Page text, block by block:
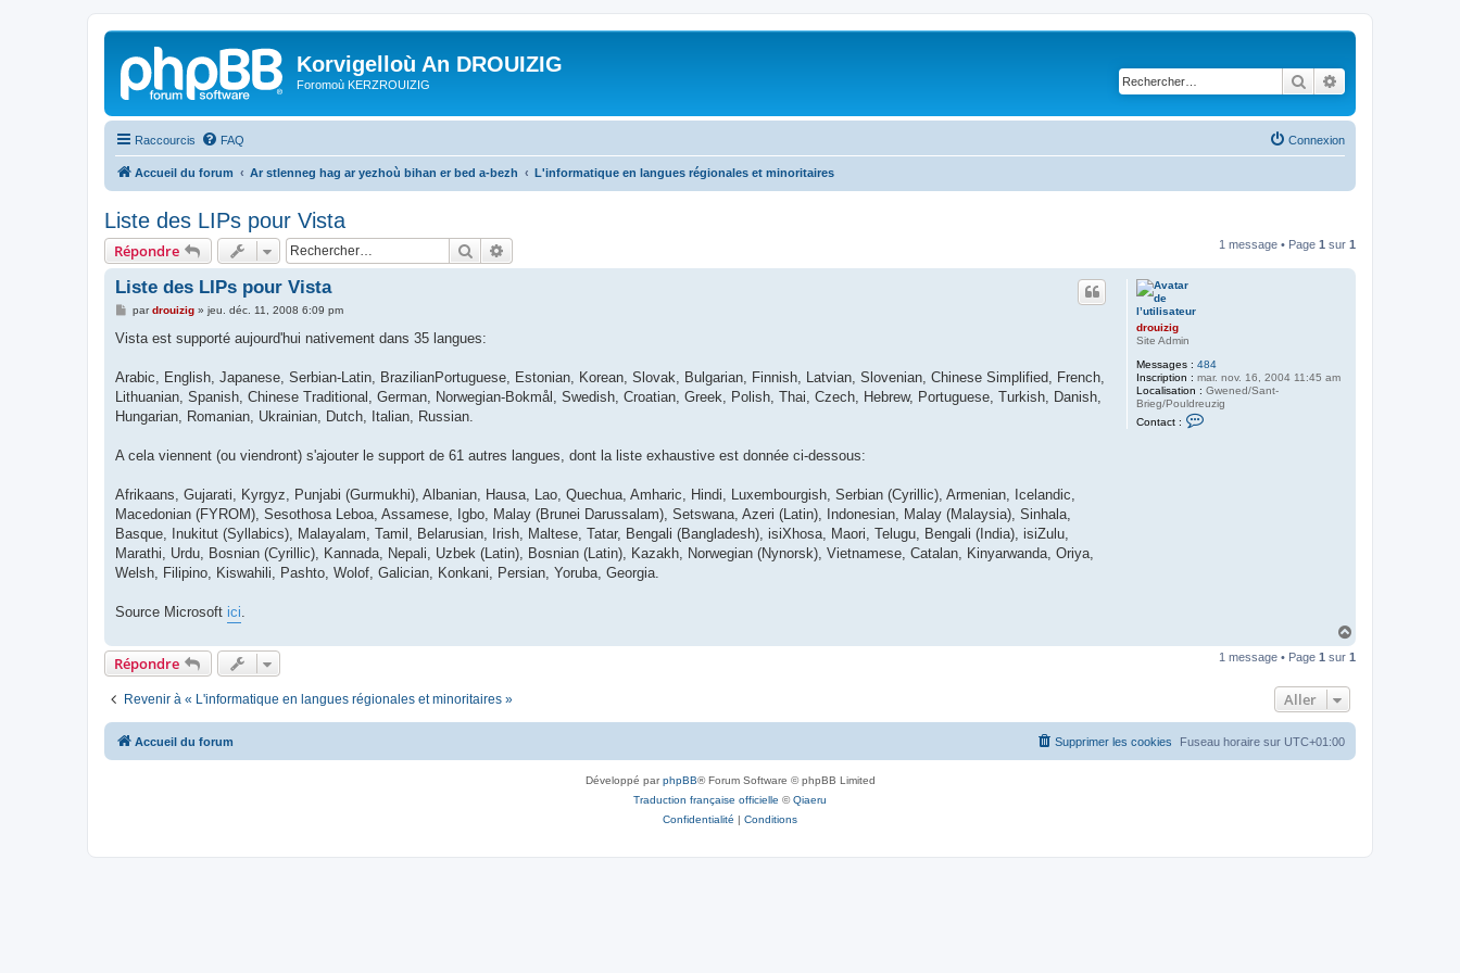
Korvigelloù An DROUIZIG
Foromoù KERZROUIZIG Rechercher
Raccourcis FAQ Connexion
Accueil du forum Ar stlenneg hag ar yezhoù bihan er bed a-bezh L'informatique en langues régionales et minoritaires
Liste des LIPs pour Vista
Répondre Rechercher 1 message • Page 1 sur 1
drouizig
Site Admin
Messages : 484
Inscription : mar. nov. 16, 2004 11:45 am
Localisation : Gwened/Sant-
Brieg/Pouldreuzig
Contact :
Liste des LIPs pour Vista
M
s
g
pardrouizig» jeu. déc. 11, 2008 6:09 pm
Vista est supporté aujourd'hui nativement dans 35 langues:
Arabic, English, Japanese, Serbian-Latin, BrazilianPortuguese, Estonian, Korean, Slovak, Bulgarian, Finnish, Latvian, Slovenian, Chinese Simplified, French,
Lithuanian, Spanish, Chinese Traditional, German, Norwegian-Bokmål, Swedish, Croatian, Greek, Polish, Thai, Czech, Hebrew, Portuguese, Turkish, Danish,
Hungarian, Romanian, Ukrainian, Dutch, Italian, Russian.
A cela viennent (ou viendront) s'ajouter le support de 61 autres langues, dont la liste exhaustive est donnée ci-dessous:
Afrikaans, Gujarati, Kyrgyz, Punjabi (Gurmukhi), Albanian, Hausa, Lao, Quechua, Amharic, Hindi, Luxembourgish, Serbian (Cyrillic), Armenian, Icelandic,
Macedonian (FYROM), Sesothosa Leboa, Assamese, Igbo, Malay (Brunei Darussalam), Setswana, Azeri (Latin), Indonesian, Malay (Malaysia), Sinhala,
Basque, Inukitut (Syllabics), Malayalam, Tamil, Belarusian, Irish, Maltese, Tatar, Bengali (Bangladesh), isiXhosa, Maori, Telugu, Bengali (India), isiZulu,
Marathi, Urdu, Bosnian (Cyrillic), Kannada, Nepali, Uzbek (Latin), Bosnian (Latin), Kazakh, Norwegian (Nynorsk), Vietnamese, Catalan, Kinyarwanda, Oriya,
Welsh, Filipino, Kiswahili, Pashto, Wolof, Galician, Konkani, Persian, Yoruba, Georgia.
Source Microsoft ici
u
Répondre 1 message • Page 1 sur 1
Revenir à « L'informatique en langues régionales et minoritaires » Aller
Accueil du forum Fuseau horaire sur UTC+01:00
Supprimer les cookies
Développé parphpBB® Forum Software © phpBB Limited
Traduction française officielle ©Qiaeru
Confidentialité | Conditions